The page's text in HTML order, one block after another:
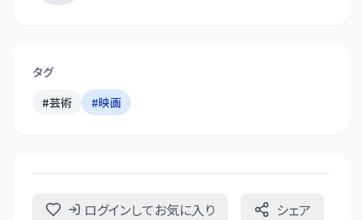
タグ
#芸術 #映画
ログインしてお気に入り シェア